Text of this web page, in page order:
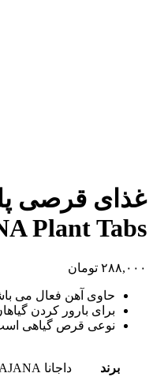
غذای قرصی
Plant Tabs
۲۸۸,۰۰۰ تومان
حاوی آهن فعال می
برای بارور کردن
نوعی قرص گیاهی
برند داجانا DAJANA